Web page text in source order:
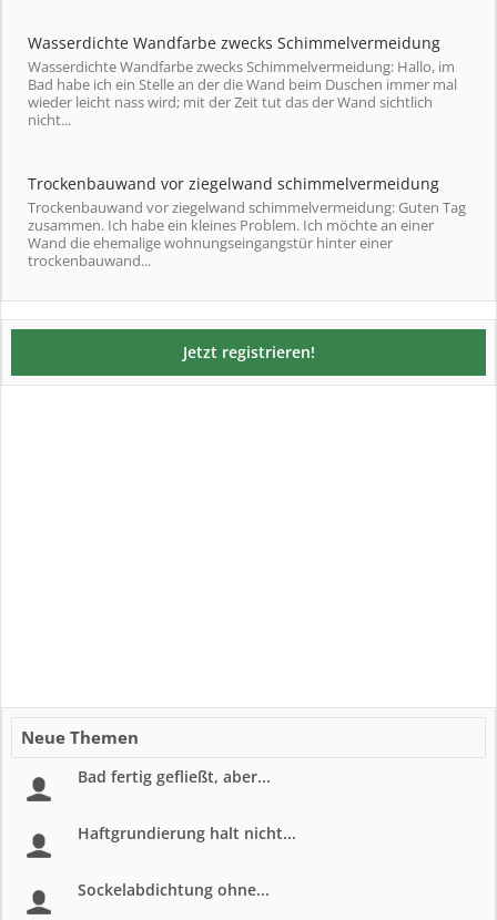
Wasserdichte Wandfarbe zwecks Schimmelvermeidung
Wasserdichte Wandfarbe zwecks Schimmelvermeidung: Hallo, im
Bad habe ich ein Stelle an der die Wand beim Duschen immer mal
wieder leicht nass wird; mit der Zeit tut das der Wand sichtlich
nicht...
Trockenbauwand vor ziegelwand schimmelvermeidung
Trockenbauwand vor ziegelwand schimmelvermeidung: Guten Tag
zusammen. Ich habe ein kleines Problem. Ich möchte an einer
Wand die ehemalige wohnungseingangstür hinter einer
trockenbauwand...
Jetzt registrieren!
Neue Themen
Bad fertig gefließt, aber...
Haftgrundierung halt nicht...
Sockelabdichtung ohne...